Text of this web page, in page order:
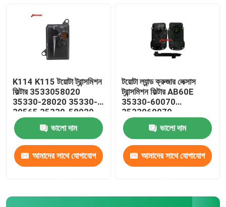
K114 K115 টয়োটা ট্রান্সমিশন
ফিল্টার 3533058020
35330-28020 35330-
39565 35330-58020
ভালো দাম
আমাদের সাথে যোগাযোগ
টয়োটা ল্যান্ড ক্রুজার লেক্সাস
ট্রান্সমিশন ফিল্টার AB60E
35330-60070
3533060070
ভালো দাম
আমাদের সাথে যোগাযোগ